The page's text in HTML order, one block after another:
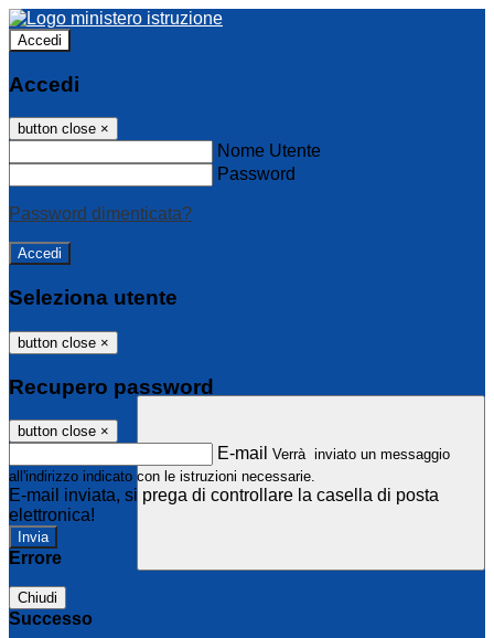
Accedi
Accedi
button close ×
Nome Utente
Password
Password dimenticata?
Seleziona utente
button close ×
Recupero password
button close ×
E-mail Verrà inviato un messaggio
all'indirizzo indicato con le istruzioni necessarie.
E-mail inviata, si prega di controllare la casella di posta
elettronica!
Errore
Chiudi
Successo